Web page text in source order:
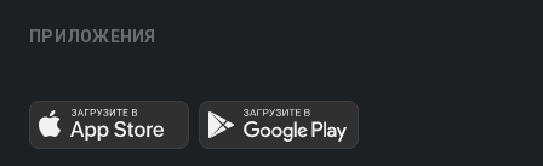
ПРИЛОЖЕНИЯ